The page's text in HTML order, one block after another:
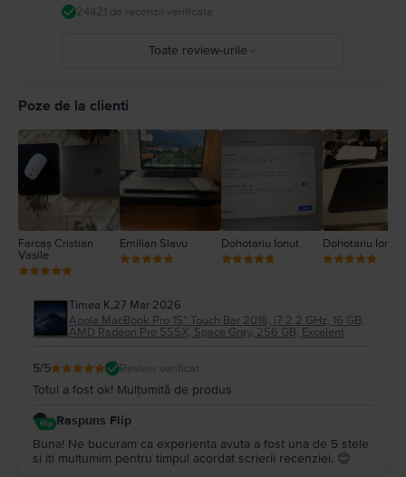
dispozitivul dvs. medical. Detalii complete la:
24421 de recenzii verificate
Toate review-urile
1
Poze de la clienti
Farcaș Cristian
Vasile
Emilian Slavu Dohotariu Ionut Dohotariu Ionut
Timea K,27 Mar 2026
Apple MacBook Pro 15″ Touch Bar 2018, i7 2.2 GHz, 16 GB,
AMD Radeon Pro 555X, Space Gray, 256 GB, Excelent
5/5 Review verificat
Totul a fost ok! Mulțumită de produs
Raspuns Flip
Buna! Ne bucuram ca experienta avuta a fost una de 5 stele
si iti multumim pentru timpul acordat scrierii recenziei. 😊